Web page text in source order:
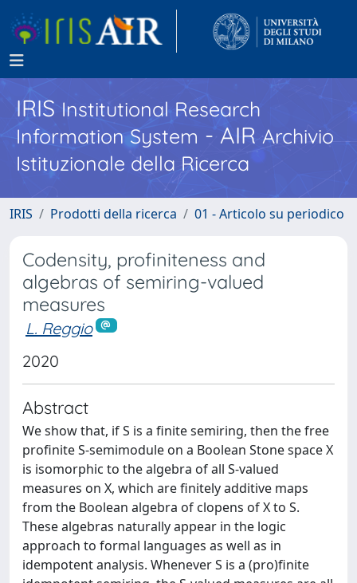
IRISInstitutional Research
Information System - AIR Archivio
Istituzionale della Ricerca
IRIS Prodotti della ricerca 01 - Articolo su periodico
Codensity, profiniteness and
algebras of semiring-valued
measures
L. Reggio
2020
Abstract
We show that, if S is a finite semiring, then the free
profinite S-semimodule on a Boolean Stone space X
is isomorphic to the algebra of all S-valued
measures on X, which are finitely additive maps
from the Boolean algebra of clopens of X to S.
These algebras naturally appear in the logic
approach to formal languages as well as in
idempotent analysis. Whenever S is a (pro)finite